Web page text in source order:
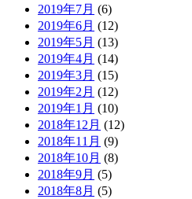
2019年7月 (6)
2019年6月 (12)
2019年5月 (13)
2019年4月 (14)
2019年3月 (15)
2019年2月 (12)
2019年1月 (10)
2018年12月 (12)
2018年11月 (9)
2018年10月 (8)
2018年9月 (5)
2018年8月 (5)